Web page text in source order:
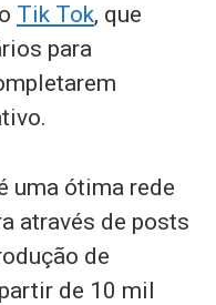
Tik Tok, que
para
uma ótima rede
através de posts
de
de 10 mil